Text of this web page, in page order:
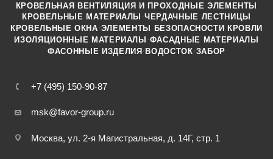
+7 (495) 150-90-87
msk@favor-group.ru
Москва, ул. 2-я Магистральная, д. 14Г, стр. 1
КРОВЕЛЬНАЯ ВЕНТИЛЯЦИЯ И ПРОХОДНЫЕ ЭЛЕМЕНТЫ
КРОВЕЛЬНЫЕ МАТЕРИАЛЫ ·ЧЕРДАЧНЫЕ ЛЕСТНИЦЫ
КРОВЕЛЬНЫЕ ОКНА ·ЭЛЕМЕНТЫ БЕЗОПАСНОСТИ КРОВЛИ
ИЗОЛЯЦИОННЫЕ МАТЕРИАЛЫ ·ФАСАДНЫЕ МАТЕРИАЛЫ
ФАСОННЫЕ ИЗДЕЛИЯ·ВОДОСТОК ·ЗАБОР